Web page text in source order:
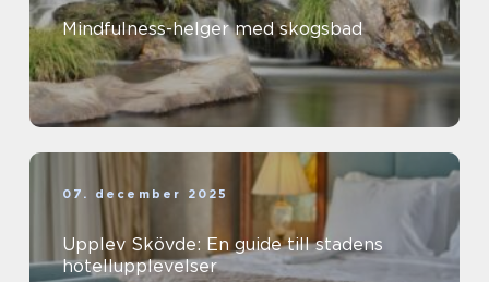
Mindfulness-helger med skogsbad
07. december 2025
Upplev Skövde: En guide till stadens
hotellupplevelser